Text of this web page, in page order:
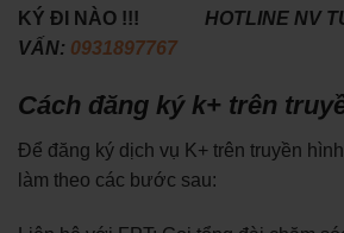
KÝ ĐI NÀO !!!
HOTLINE NV
VẤN: 0931897767
Cách đăng ký k+ trên
Để đăng ký dịch vụ K+ trên truyền
làm theo các bước sau: